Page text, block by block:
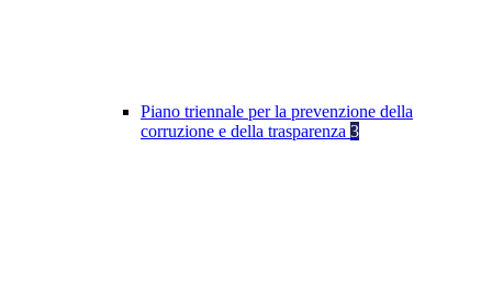
Piano triennale per la prevenzione della
corruzione e della trasparenza 3